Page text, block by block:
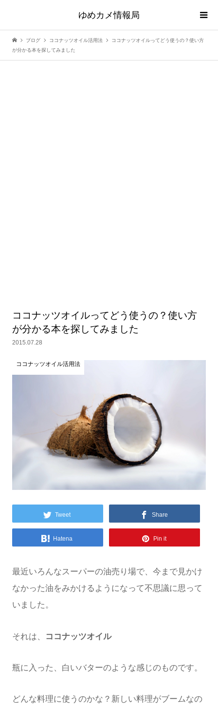
ゆめカメ情報局
ブログ ココナッツオイル活用法
ココナッツオイルってどう使うの？使い方
が分かる本を探してみました
ココナッツオイルってどう使うの？使い方
が分かる本を探してみました
2015.07.28
ココナッツオイル活用法
Tweet Share
Hatena Pin it
最近いろんなスーパーの油売り場で、今まで見かけ
なかった油をみかけるようになって不思議に思って
いました。
それは、 ココナッツオイル
瓶に入った、白いバターのような感じのものです。
どんな料理に使うのかな？新しい料理がブームなの